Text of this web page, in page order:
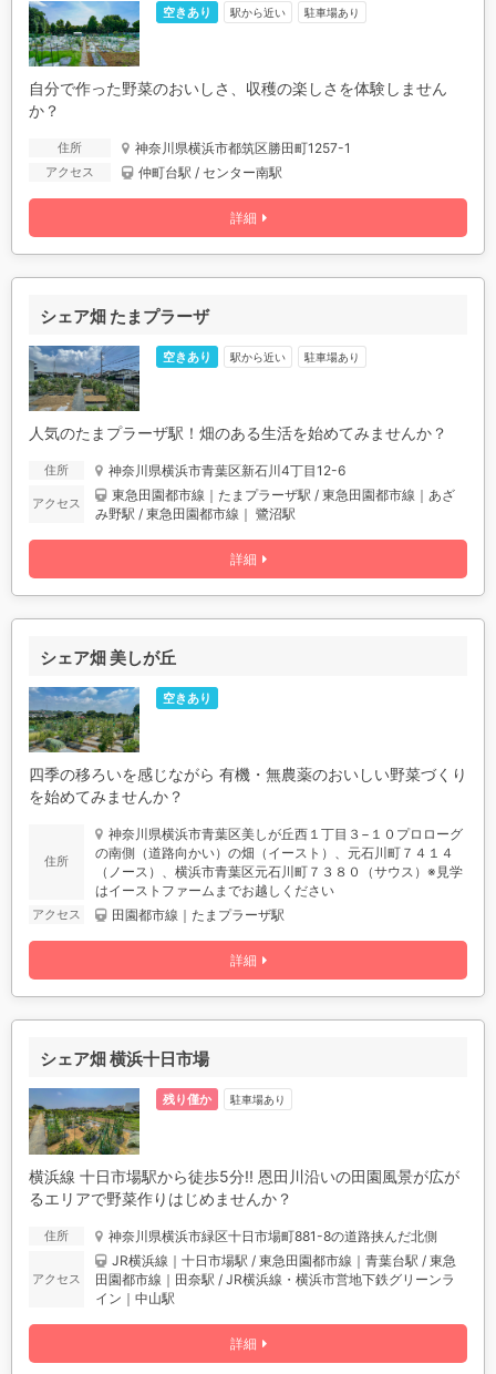
詳細
空きあり 駅から近い 駐車場あり
自分で作った野菜のおいしさ、収穫の楽しさを体験しません
か？
住所 神奈川県横浜市都筑区勝田町1257-1
アクセス 仲町台駅 / センター南駅
シェア畑 たまプラーザ
詳細
空きあり 駅から近い 駐車場あり
人気のたまプラーザ駅！畑のある生活を始めてみませんか？
住所 神奈川県横浜市青葉区新石川4丁目12-6
アクセス 東急田園都市線｜たまプラーザ駅 / 東急田園都市線｜あざ
み野駅 / 東急田園都市線｜ 鷺沼駅
シェア畑 美しが丘
詳細
空きあり
四季の移ろいを感じながら 有機・無農薬のおいしい野菜づくり
を始めてみませんか？
住所
神奈川県横浜市青葉区美しが丘西１丁目３−１０プロローグ
の南側（道路向かい）の畑（イースト）、元石川町７４１４
（ノース）、横浜市青葉区元石川町７３８０（サウス）※見学
はイーストファームまでお越しください
アクセス 田園都市線｜たまプラーザ駅
シェア畑 横浜十日市場
詳細
残り僅か 駐車場あり
横浜線 十日市場駅から徒歩5分!! 恩田川沿いの田園風景が広が
るエリアで野菜作りはじめませんか？
住所 神奈川県横浜市緑区十日市場町881-8の道路挟んだ北側
アクセス
JR横浜線｜十日市場駅 / 東急田園都市線｜青葉台駅 / 東急
田園都市線｜田奈駅 / JR横浜線・横浜市営地下鉄グリーンラ
イン｜中山駅